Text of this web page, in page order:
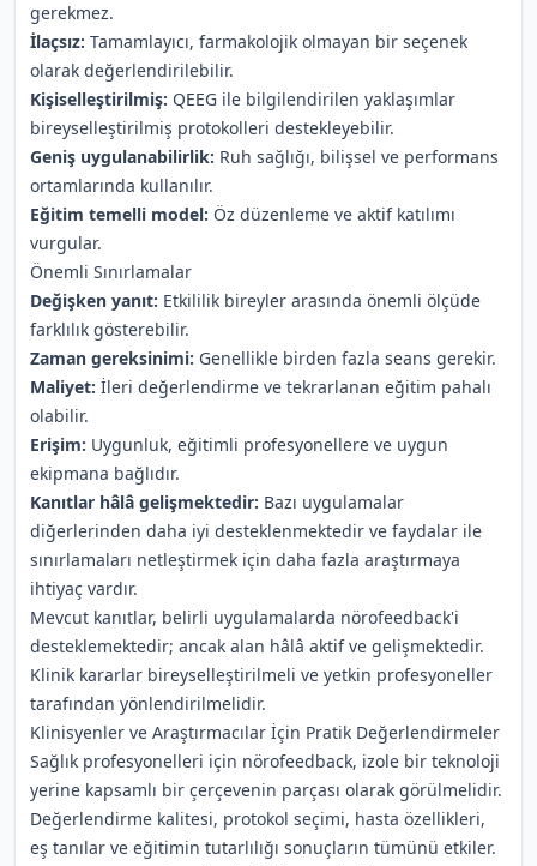
gerekmez.
İlaçsız: Tamamlayıcı, farmakolojik olmayan bir seçenek
olarak değerlendirilebilir.
Kişiselleştirilmiş: QEEG ile bilgilendirilen yaklaşımlar
bireyselleştirilmiş protokolleri destekleyebilir.
Geniş uygulanabilirlik: Ruh sağlığı, bilişsel ve performans
ortamlarında kullanılır.
Eğitim temelli model: Öz düzenleme ve aktif katılımı
vurgular.
Önemli Sınırlamalar
Değişken yanıt: Etkililik bireyler arasında önemli ölçüde
farklılık gösterebilir.
Zaman gereksinimi: Genellikle birden fazla seans gerekir.
Maliyet: İleri değerlendirme ve tekrarlanan eğitim pahalı
olabilir.
Erişim: Uygunluk, eğitimli profesyonellere ve uygun
ekipmana bağlıdır.
Kanıtlar hâlâ gelişmektedir: Bazı uygulamalar
diğerlerinden daha iyi desteklenmektedir ve faydalar ile
sınırlamaları netleştirmek için daha fazla araştırmaya
ihtiyaç vardır.
Mevcut kanıtlar, belirli uygulamalarda nörofeedback'i
desteklemektedir; ancak alan hâlâ aktif ve gelişmektedir.
Klinik kararlar bireyselleştirilmeli ve yetkin profesyoneller
tarafından yönlendirilmelidir.
Klinisyenler ve Araştırmacılar İçin Pratik Değerlendirmeler
Sağlık profesyonelleri için nörofeedback, izole bir teknoloji
yerine kapsamlı bir çerçevenin parçası olarak görülmelidir.
Değerlendirme kalitesi, protokol seçimi, hasta özellikleri,
eş tanılar ve eğitimin tutarlılığı sonuçların tümünü etkiler.